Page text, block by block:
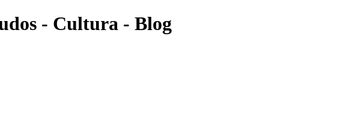
- Cultura - Blog